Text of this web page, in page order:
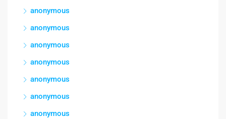
anonymous
anonymous
anonymous
anonymous
anonymous
anonymous
anonymous